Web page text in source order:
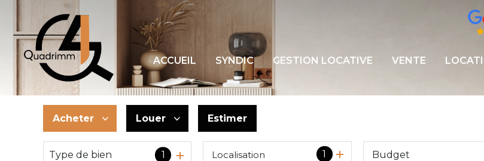
ACCUEIL SYNDIC GESTION LOCATIVE VENTE
Acheter
De l'ancien
Louer
à l'année
Estimer
Type de bien 1 1
Localisation Budget